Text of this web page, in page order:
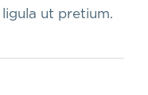
ut pretium.